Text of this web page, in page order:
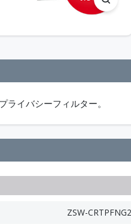
ライバシーフィルター。
ZSW-